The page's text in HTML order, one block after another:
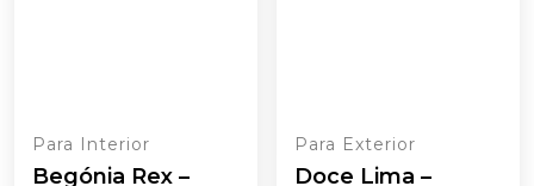
Para Interior
Begónia Rex –
Para Exterior
Doce Lima –